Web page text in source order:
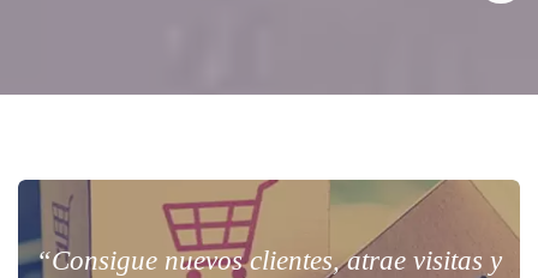
“Consigue nuevos clientes, atrae visitas y